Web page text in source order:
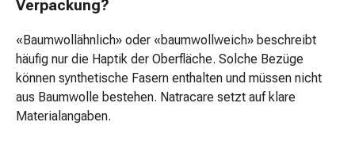
Anti-
Crème
Seifen
Körperpuder
Duschmittel
Badeöle-
Verpackung?
«Baumwollähnlich» oder «baumwollweich» beschreibt
häufig nur die Haptik der Oberfläche. Solche Bezüge
können synthetische Fasern enthalten und müssen nicht
aus Baumwolle bestehen. Natracare setzt auf klare
Materialangaben.